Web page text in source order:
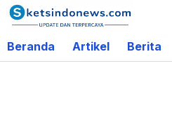
Lewati
ke
konten
Beranda Artikel Berita